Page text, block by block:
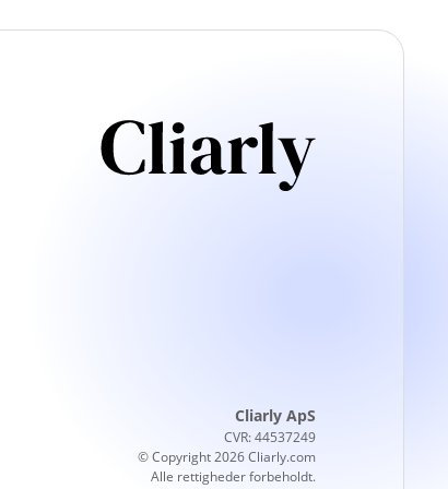
Cliarly ApS
CVR: 44537249
© Copyright 2026 Cliarly.com
Alle rettigheder forbeholdt.